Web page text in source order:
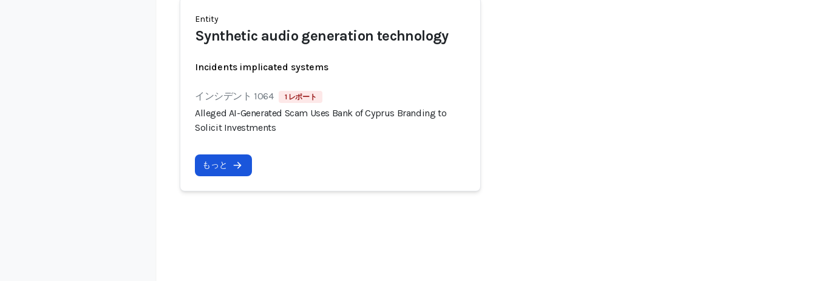
Entity
Synthetic audio generation technology
Incidents implicated systems
インシデント 1064 1 レポート
Alleged AI-Generated Scam Uses Bank of Cyprus Branding to
Solicit Investments
もっと